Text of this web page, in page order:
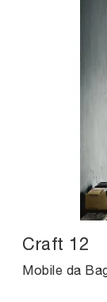
Craft 12